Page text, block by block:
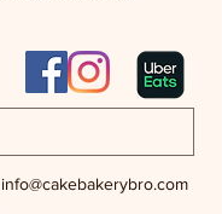
info@cakebakerybro.com